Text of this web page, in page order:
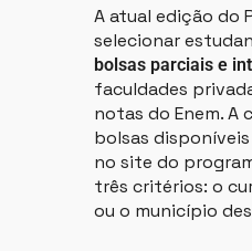
A atual edição do
selecionar
bolsas parciais e
faculdades
notas do Enem. A
bolsas
no site do
três critérios: o
ou o município